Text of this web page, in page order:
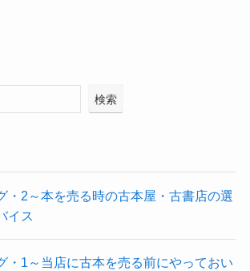
検索
・2～本を売る時の古本屋・古書店の選
イス
・1～当店に古本を売る前にやっておい